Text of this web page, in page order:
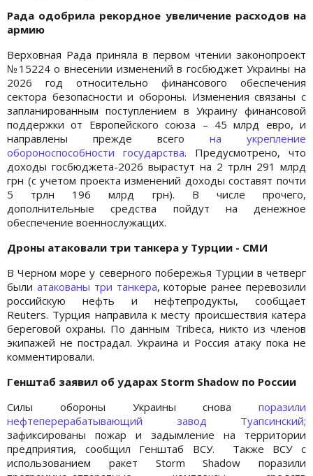
Рада одобрила рекордное увеличение расходов на
армию
Верховная Рада приняла в первом чтении законопроект
№15224 о внесении изменений в госбюджет Украины на
2026 год относительно финансового обеспечения
сектора безопасности и обороны. Изменения связаны с
запланированным поступлением в Украину финансовой
поддержки от Европейского союза – 45 млрд евро, и
направлены прежде всего на укрепление
обороноспособности государства. Предусмотрено, что
доходы госбюджета-2026 вырастут на 2 трлн 291 млрд
грн (с учетом проекта изменений доходы составят почти
5 трлн 196 млрд грн). В числе прочего,
дополнительные средства пойдут на денежное
обеспечение военнослужащих.
Дроны атаковали три танкера у Турции - СМИ
В Черном море у северного побережья Турции в четверг
были атакованы три танкера, которые ранее перевозили
российскую нефть и нефтепродукты, сообщает
Reuters. Турция направила к месту происшествия катера
береговой охраны. По данным Tribeca, никто из членов
экипажей не пострадал. Украина и Россия атаку пока не
комментировали.
Генштаб заявил об ударах Storm Shadow по России
Силы обороны Украины снова поразили
нефтеперерабатывающий завод Туапсинский;
зафиксированы пожар и задымление на территории
предприятия, сообщил Генштаб ВСУ. Также ВСУ с
использованием ракет Storm Shadow поразили